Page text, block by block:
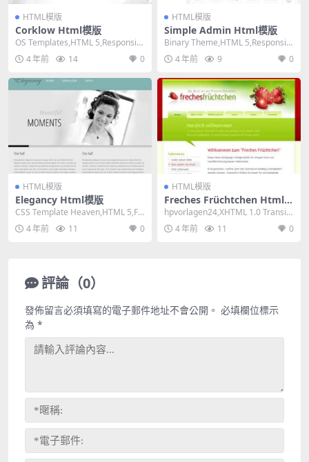
HTML模版
Corklow Html模版
OS Templates,HTML 5,Responsiv
e, 4 Column...
4 年前 14 0
HTML模版
Simple Admin Html模版
Binary Theme,HTML 5,Responsiv
e, Mixed Co...
4 年前 9 0
HTML模版
Elegancy Html模版
CSS Template Heaven,HTML 5,Fix
ed Width, ...
4 年前 11 0
HTML模版
Freches Früchtchen Html模
版
hpvorlagen24,XHTML 1.0 Transiti
onal,Fixe...
4 年前 11 0
評論（0）
發佈留言必須填寫的電子郵件地址不會公開。 必填欄位標示
為 *